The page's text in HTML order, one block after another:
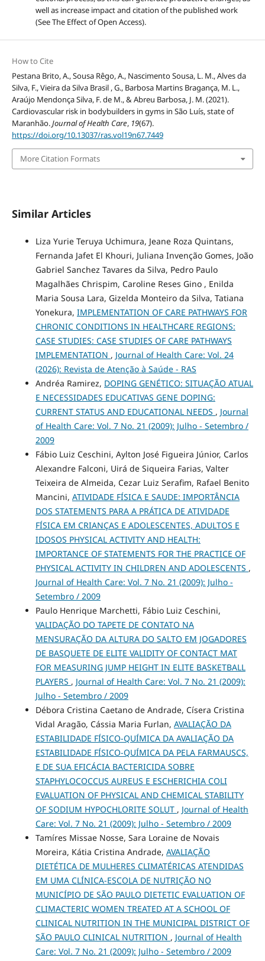
well as increase impact and citation of the published work
(See The Effect of Open Access).
How to Cite
Pestana Brito, A., Sousa Rêgo, A., Nascimento Sousa, L. M., Alves da
Silva, F., Vieira da Silva Brasil , G., Barbosa Martins Bragança, M. L.,
Araújo Mendonça Silva, F. de M., & Abreu Barbosa, J. M. (2021).
Cardiovascular risk in bodybuilders in gyms in São Luís, state of
Maranhão.Journal of Health Care, 19(67).
https://doi.org/10.13037/ras.vol19n67.7449
More Citation Formats
Similar Articles
Liza Yurie Teruya Uchimura, Jeane Roza Quintans,
Fernanda Jafet El Khouri, Juliana Invenção Gomes, João
Gabriel Sanchez Tavares da Silva, Pedro Paulo
Magalhães Chrispim, Caroline Reses Gino , Enilda
Maria Sousa Lara, Gizelda Monteiro da Silva, Tatiana
Yonekura, IMPLEMENTATION OF CARE PATHWAYS FOR
CHRONIC CONDITIONS IN HEALTHCARE REGIONS:
CASE STUDIES: CASE STUDIES OF CARE PATHWAYS
IMPLEMENTATION , Journal of Health Care: Vol. 24
(2026): Revista de Atenção à Saúde - RAS
Andréa Ramirez, DOPING GENÉTICO: SITUAÇÃO ATUAL
E NECESSIDADES EDUCATIVAS GENE DOPING:
CURRENT STATUS AND EDUCATIONAL NEEDS , Journal
of Health Care: Vol. 7 No. 21 (2009): Julho - Setembro /
2009
Fábio Luiz Ceschini, Aylton José Figueira Júnior, Carlos
Alexandre Falconi, Uirá de Siqueira Farias, Valter
Teixeira de Almeida, Cezar Luiz Serafim, Rafael Benito
Mancini, ATIVIDADE FÍSICA E SAUDE: IMPORTÂNCIA
DOS STATEMENTS PARA A PRÁTICA DE ATIVIDADE
FÍSICA EM CRIANÇAS E ADOLESCENTES, ADULTOS E
IDOSOS PHYSICAL ACTIVITY AND HEALTH:
IMPORTANCE OF STATEMENTS FOR THE PRACTICE OF
PHYSICAL ACTIVITY IN CHILDREN AND ADOLESCENTS ,
Journal of Health Care: Vol. 7 No. 21 (2009): Julho -
Setembro / 2009
Paulo Henrique Marchetti, Fábio Luiz Ceschini,
VALIDAÇÃO DO TAPETE DE CONTATO NA
MENSURAÇÃO DA ALTURA DO SALTO EM JOGADORES
DE BASQUETE DE ELITE VALIDITY OF CONTACT MAT
FOR MEASURING JUMP HEIGHT IN ELITE BASKETBALL
PLAYERS , Journal of Health Care: Vol. 7 No. 21 (2009):
Julho - Setembro / 2009
Débora Cristina Caetano de Andrade, Císera Cristina
Vidal Aragão, Cássia Maria Furlan, AVALIAÇÃO DA
ESTABILIDADE FÍSICO-QUÍMICA DA AVALIAÇÃO DA
ESTABILIDADE FÍSICO-QUÍMICA DA PELA FARMAUSCS,
E DE SUA EFICÁCIA BACTERICIDA SOBRE
STAPHYLOCOCCUS AUREUS E ESCHERICHIA COLI
EVALUATION OF PHYSICAL AND CHEMICAL STABILITY
OF SODIUM HYPOCHLORITE SOLUT , Journal of Health
Care: Vol. 7 No. 21 (2009): Julho - Setembro / 2009
Tamíres Missae Nosse, Sara Loraine de Novais
Moreira, Kátia Cristina Andrade, AVALIAÇÃO
DIETÉTICA DE MULHERES CLIMATÉRICAS ATENDIDAS
EM UMA CLÍNICA-ESCOLA DE NUTRIÇÃO NO
MUNICÍPIO DE SÃO PAULO DIETETIC EVALUATION OF
CLIMACTERIC WOMEN TREATED AT A SCHOOL OF
CLINICAL NUTRITION IN THE MUNICIPAL DISTRICT OF
SÃO PAULO CLINICAL NUTRITION , Journal of Health
Care: Vol. 7 No. 21 (2009): Julho - Setembro / 2009